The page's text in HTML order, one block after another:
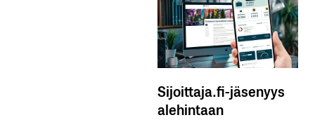
Sijoittaja.fi-jäsenyys
alehintaan